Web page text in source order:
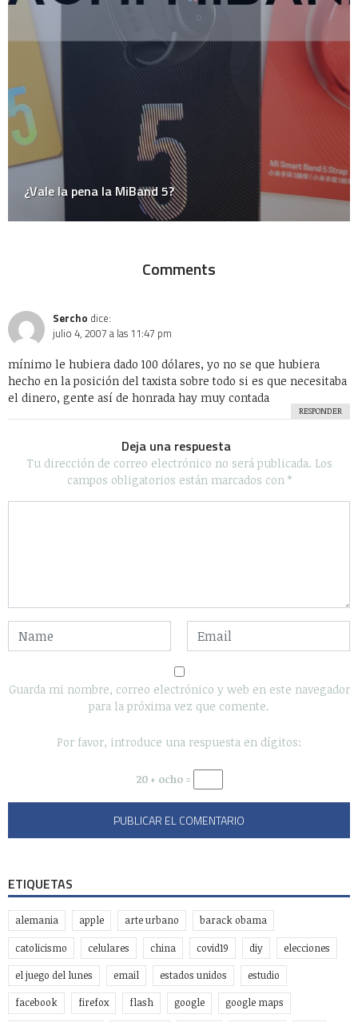
Comments
Sercho dice:
julio 4, 2007 a las 11:47 pm
mínimo le hubiera dado 100 dólares, yo no se que hubiera
hecho en la posición del taxista sobre todo si es que necesitaba
el dinero, gente así de honrada hay muy contada
RESPONDER
Deja una respuesta
Tu dirección de correo electrónico no será publicada. Los
campos obligatorios están marcados con *
Guarda mi nombre, correo electrónico y web en este navegador
para la próxima vez que comente.
Por favor, introduce una respuesta en dígitos:
20 + ocho =
ETIQUETAS
alemania apple arte urbano barack obama
catolicismo celulares china covid19 diy elecciones
el juego del lunes email estados unidos estudio
facebook firefox flash google google maps